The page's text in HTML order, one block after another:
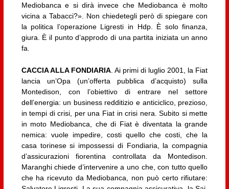
Mediobanca e si dirà invece che Mediobanca è molto
vicina a Tabacci?». Non chiedetegli però di spiegare con
la politica l’operazione Ligresti in Hdp. È solo finanza,
giura. È il punto d’approdo di una partita iniziata un anno
fa.
CACCIA ALLA FONDIARIA. Ai primi di luglio 2001, la Fiat
lancia un’Opa (un’offerta pubblica d’acquisto) sulla
Montedison, con l’obiettivo di entrare nel settore
dell’energia: un business redditizio e anticiclico, prezioso,
in tempi di crisi, per una Fiat in crisi nera. Subito si mette
in moto Mediobanca, che di Fiat è diventata la grande
nemica: vuole impedire, costi quello che costi, che la
casa torinese si impossessi di Fondiaria, la compagnia
d’assicurazioni fiorentina controllata da Montedison.
Maranghi chiede d’intervenire a uno che, con tutto quello
che ha ricevuto da Mediobanca, non può certo rifiutare: